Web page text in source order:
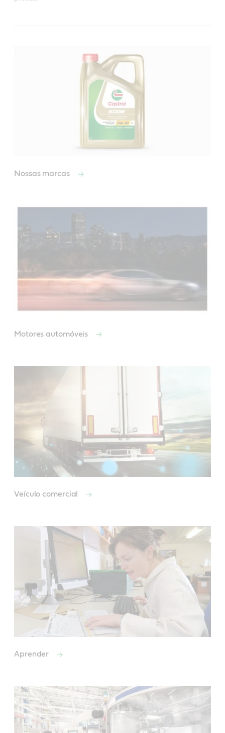
Nossas marcas
Motores automóveis
Veículo comercial
Aprender